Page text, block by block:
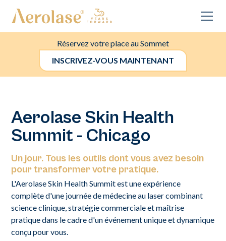
Réservez votre place au Sommet
INSCRIVEZ-VOUS MAINTENANT
Aerolase Skin Health
Summit - Chicago
Un jour. Tous les outils dont vous avez besoin
pour transformer votre pratique.
L'Aerolase Skin Health Summit est une expérience
complète d'une journée de médecine au laser combinant
science clinique, stratégie commerciale et maîtrise
pratique dans le cadre d'un événement unique et dynamique
conçu pour vous.